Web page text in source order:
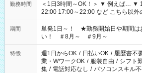
勤務時間
＜1日3時間～OK！＞ ▼ 例えば… ▼ 15:00～18:00 15:00～
22:00 17:00～22:00 など こちら以外の時間もお気軽にご相談く
ださい！
期間
単発1日～！ ★勤務開始日や期間は
い！ ＃8月～ ＃9月～
特徴 週1日からOK / 日払いOK / 履歴書不
業・WワークOK / 服装自由 / シフト
集 / 電話対応なし / パソコンスキル